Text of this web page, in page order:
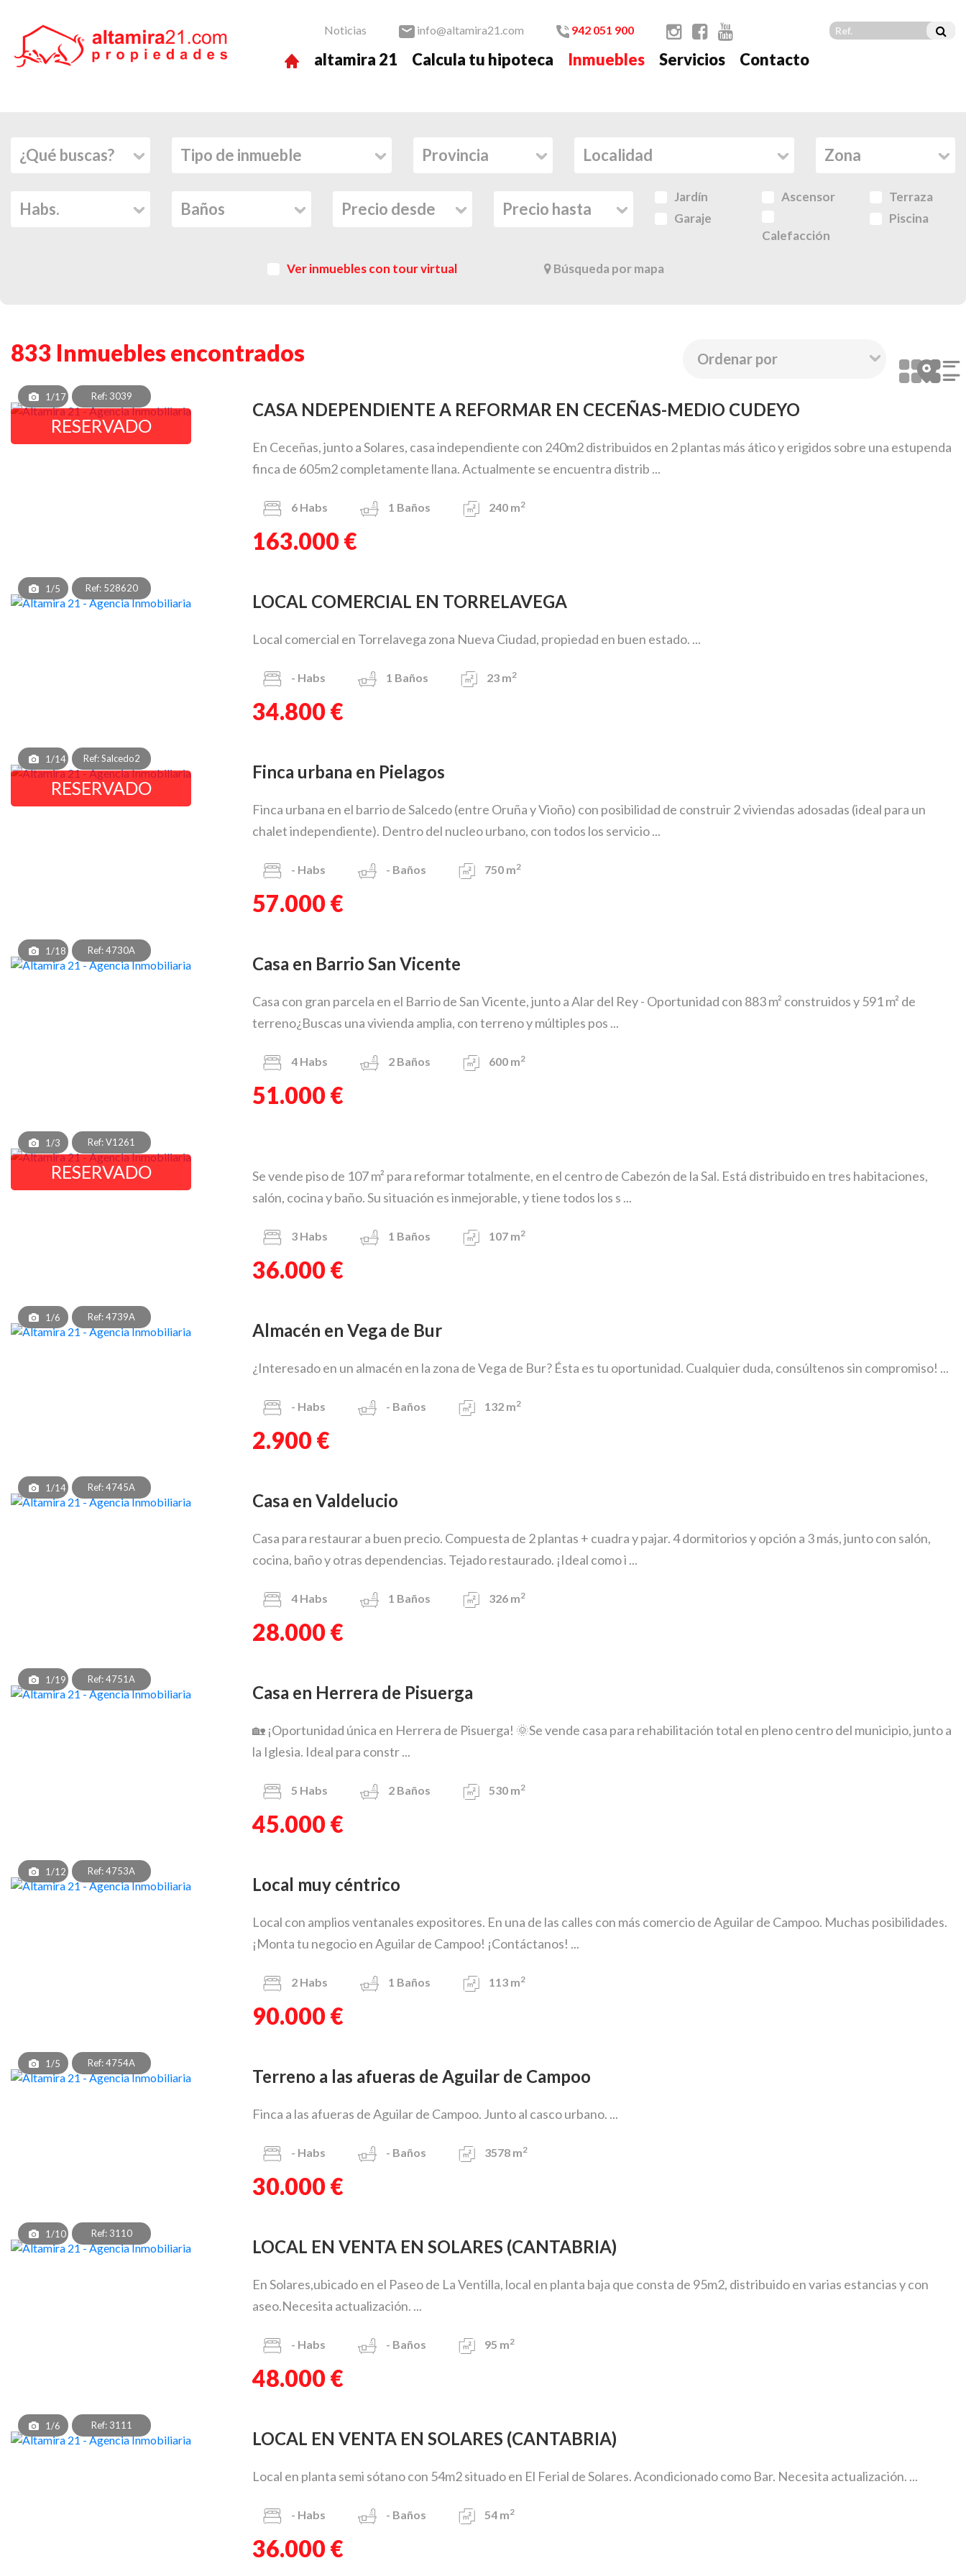
Noticias info@altamira21.com 942 051 900
altamira 21 Calcula tu hipoteca Inmuebles Servicios Contacto
Jardín Ascensor
Terraza
Garaje
Calefacción
Piscina
Ver inmuebles con tour virtual Búsqueda por mapa
833 Inmuebles encontrados
1/17 Ref: 3039
RESERVADO
CASA NDEPENDIENTE A REFORMAR EN CECEÑAS-MEDIO CUDEYO
En Ceceñas, junto a Solares, casa independiente con 240m2 distribuidos en 2 plantas más ático y erigidos sobre una estupenda
finca de 605m2 completamente llana. Actualmente se encuentra distrib ...
6 Habs 1 Baños 240 m2
163.000 €
1/5 Ref: 528620
LOCAL COMERCIAL EN TORRELAVEGA
Local comercial en Torrelavega zona Nueva Ciudad, propiedad en buen estado. ...
- Habs 1 Baños 23 m2
34.800 €
1/14 Ref: Salcedo2
RESERVADO
Finca urbana en Pielagos
Finca urbana en el barrio de Salcedo (entre Oruña y Vioño) con posibilidad de construir 2 viviendas adosadas (ideal para un
chalet independiente). Dentro del nucleo urbano, con todos los servicio ...
- Habs - Baños 750 m2
57.000 €
1/18 Ref: 4730A
Casa en Barrio San Vicente
Casa con gran parcela en el Barrio de San Vicente, junto a Alar del Rey - Oportunidad con 883 m² construidos y 591 m² de
terreno¿Buscas una vivienda amplia, con terreno y múltiples pos ...
4 Habs 2 Baños 600 m2
51.000 €
1/3 Ref: V1261
RESERVADO
Se vende piso de 107 m² para reformar totalmente, en el centro de Cabezón de la Sal. Está distribuido en tres habitaciones,
salón, cocina y baño. Su situación es inmejorable, y tiene todos los s ...
3 Habs 1 Baños 107 m2
36.000 €
1/6 Ref: 4739A
Almacén en Vega de Bur
¿Interesado en un almacén en la zona de Vega de Bur? Ésta es tu oportunidad. Cualquier duda, consúltenos sin compromiso! ...
- Habs - Baños 132 m2
2.900 €
1/14 Ref: 4745A
Casa en Valdelucio
Casa para restaurar a buen precio. Compuesta de 2 plantas + cuadra y pajar. 4 dormitorios y opción a 3 más, junto con salón,
cocina, baño y otras dependencias. Tejado restaurado. ¡Ideal como i ...
4 Habs 1 Baños 326 m2
28.000 €
1/19 Ref: 4751A
Casa en Herrera de Pisuerga
🏡 ¡Oportunidad única en Herrera de Pisuerga! 🌞Se vende casa para rehabilitación total en pleno centro del municipio, junto a
la Iglesia. Ideal para constr ...
5 Habs 2 Baños 530 m2
45.000 €
1/12 Ref: 4753A
Local muy céntrico
Local con amplios ventanales expositores. En una de las calles con más comercio de Aguilar de Campoo. Muchas posibilidades.
¡Monta tu negocio en Aguilar de Campoo! ¡Contáctanos! ...
2 Habs 1 Baños 113 m2
90.000 €
1/5 Ref: 4754A
Terreno a las afueras de Aguilar de Campoo
Finca a las afueras de Aguilar de Campoo. Junto al casco urbano. ...
- Habs - Baños 3578 m2
30.000 €
1/10 Ref: 3110
LOCAL EN VENTA EN SOLARES (CANTABRIA)
En Solares,ubicado en el Paseo de La Ventilla, local en planta baja que consta de 95m2, distribuido en varias estancias y con
aseo.Necesita actualización. ...
- Habs - Baños 95 m2
48.000 €
1/6 Ref: 3111
LOCAL EN VENTA EN SOLARES (CANTABRIA)
Local en planta semi sótano con 54m2 situado en El Ferial de Solares. Acondicionado como Bar. Necesita actualización. ...
- Habs - Baños 54 m2
36.000 €